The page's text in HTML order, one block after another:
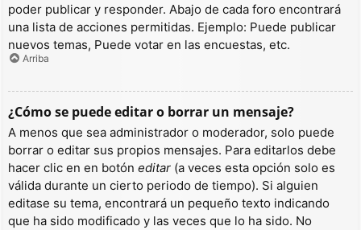
poder publicar y responder. Abajo de cada foro encontrará
una lista de acciones permitidas. Ejemplo: Puede publicar
nuevos temas, Puede votar en las encuestas, etc.
Arriba
¿Cómo se puede editar o borrar un mensaje?
A menos que sea administrador o moderador, solo puede
borrar o editar sus propios mensajes. Para editarlos debe
hacer clic en en botón editar (a veces esta opción solo es
válida durante un cierto periodo de tiempo). Si alguien
editase su tema, encontrará un pequeño texto indicando
que ha sido modificado y las veces que lo ha sido. No